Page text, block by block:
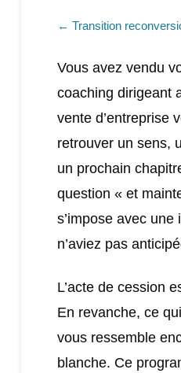
← Transition
Vous avez vendu
coaching dirigeant
vente d’entreprise
retrouver un sens,
un prochain
question « et
s’impose avec
n’aviez pas
L’acte de cession
En revanche, ce
vous ressemble
blanche. Ce